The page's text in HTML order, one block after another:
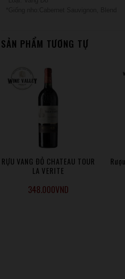
SẢN PHẨM TƯƠNG TỰ
RỰU VANG ĐỎ CHATEAU TOUR
LA VERITE
348.000VND